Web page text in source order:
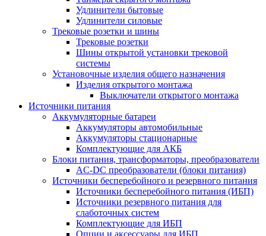
Удлинители бытовые
Удлинители силовые
Трековые розетки и шины
Трековые розетки
Шины открытой установки трековой
системы
Установочные изделия общего назначения
Изделия открытого монтажа
Выключатели открытого монтажа
Источники питания
Аккумуляторные батареи
Аккумуляторы автомобильные
Аккумуляторы стационарные
Комплектующие для АКБ
Блоки питания, трансформаторы, преобразователи
AC-DC преобразователи (блоки питания)
Источники бесперебойного и резервного питания
Источники бесперебойного питания (ИБП)
Источники резервного питания для
слаботочных систем
Комплектующие для ИБП
Опции и аксессуары для ИБП